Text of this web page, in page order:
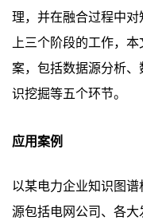
理，并在融合过程中
上三个阶段的工作，
案，包括数据源分析
识挖掘等五个环节。
应用案例
以某电力企业知识图
源包括电网公司、各